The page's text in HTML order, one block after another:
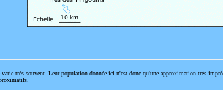
très souvent. Leur population donnée ici n'est donc qu'une approximation très